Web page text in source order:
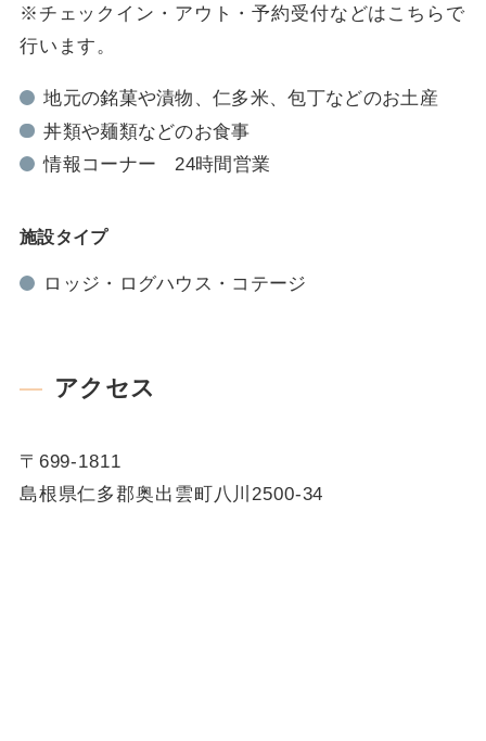
※チェックイン・アウト・予約受付などはこちらで
行います。
地元の銘菓や漬物、仁多米、包丁などのお土産
丼類や麺類などのお食事
情報コーナー 24時間営業
施設タイプ
ロッジ・ログハウス・コテージ
アクセス
〒699-1811
島根県仁多郡奥出雲町八川2500-34